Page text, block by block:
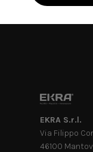
EKRA S.r.l.
Via Filippo
46100